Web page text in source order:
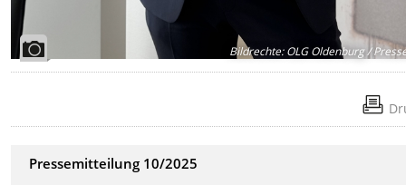
Bildrechte:OLG Oldenburg /
Pressemitteilung 10/2025